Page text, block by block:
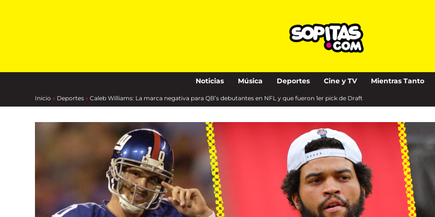
Noticias Música Deportes Cine y TV Mientras Tanto
Inicio » Deportes » Caleb Williams: La marca negativa para QB’s debutantes en NFL y que fueron 1er pick de Draft